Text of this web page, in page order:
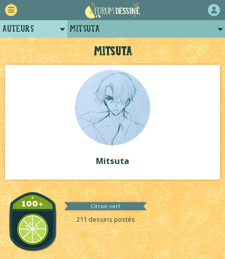
Mitsuta
Mitsuta
Citron vert
211 dessins postés
Auteurs
Retour
Forum
Projets
Tutoriels
Mitsuta
Posts de mitsuta